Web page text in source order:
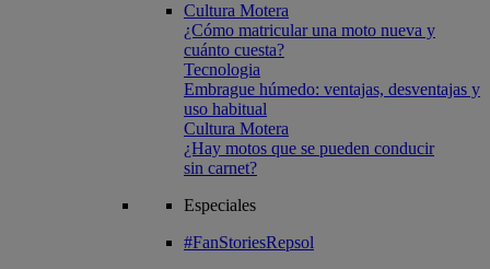
Cultura Motera
¿Cómo matricular una moto nueva y
cuánto cuesta?
Tecnologia
Embrague húmedo: ventajas, desventajas y
uso habitual
Cultura Motera
¿Hay motos que se pueden conducir
sin carnet?
Especiales
#FanStoriesRepsol